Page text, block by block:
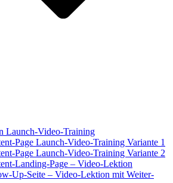
Launch-Video-Training
Page Launch-Video-Training Variante 1
Page Launch-Video-Training Variante 2
Landing-Page – Video-Lektion
Up-Seite – Video-Lektion mit Weiter-